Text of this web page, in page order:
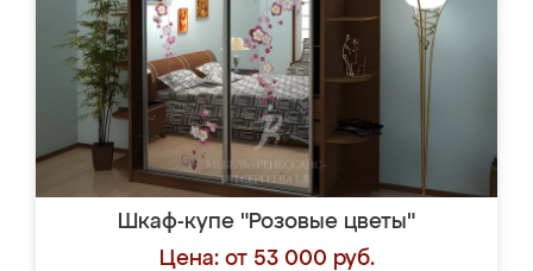
Шкаф-купе "Розовые цветы"
Цена: от 53 000 руб.